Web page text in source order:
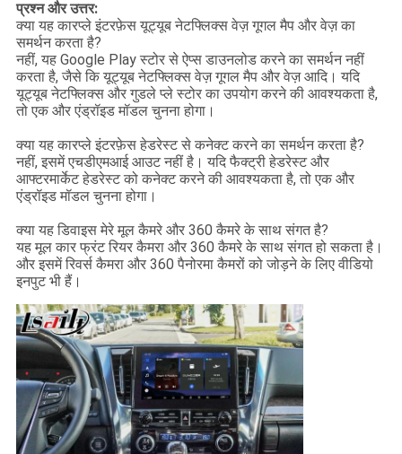
प्रश्न और उत्तर:
क्या यह कारप्ले इंटरफ़ेस यूट्यूब नेटफ्लिक्स वेज़ गूगल मैप और वेज़ का
समर्थन करता है?
नहीं, यह Google Play स्टोर से ऐप्स डाउनलोड करने का समर्थन नहीं
करता है, जैसे कि यूट्यूब नेटफ्लिक्स वेज़ गूगल मैप और वेज़ आदि। यदि
यूट्यूब नेटफ्लिक्स और गुडले प्ले स्टोर का उपयोग करने की आवश्यकता है,
तो एक और एंड्रॉइड मॉडल चुनना होगा।
क्या यह कारप्ले इंटरफ़ेस हेडरेस्ट से कनेक्ट करने का समर्थन करता है?
नहीं, इसमें एचडीएमआई आउट नहीं है। यदि फैक्ट्री हेडरेस्ट और
आफ्टरमार्केट हेडरेस्ट को कनेक्ट करने की आवश्यकता है, तो एक और
एंड्रॉइड मॉडल चुनना होगा।
क्या यह डिवाइस मेरे मूल कैमरे और 360 कैमरे के साथ संगत है?
यह मूल कार फ्रंट रियर कैमरा और 360 कैमरे के साथ संगत हो सकता है।
और इसमें रिवर्स कैमरा और 360 पैनोरमा कैमरों को जोड़ने के लिए वीडियो
इनपुट भी हैं।